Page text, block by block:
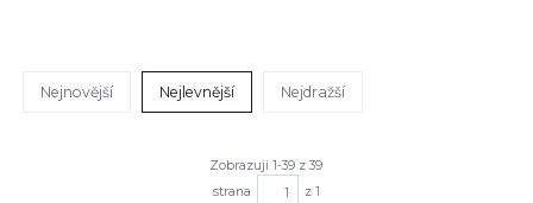
Nejnovější Nejlevnější Nejdražší
Zobrazuji 1-39 z 39
strana
z 1